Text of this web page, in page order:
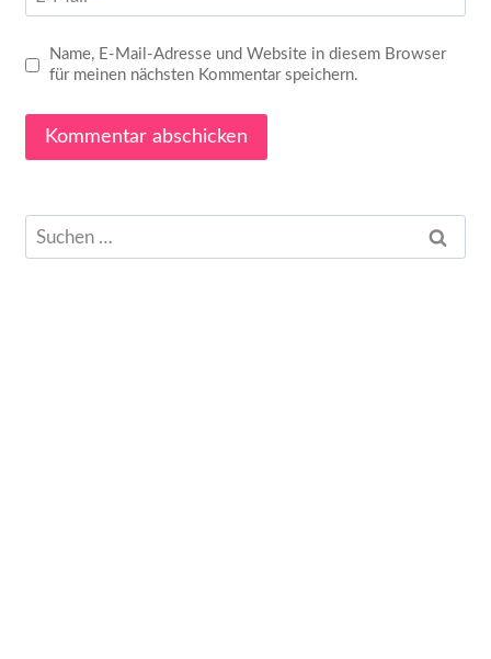
Name, E-Mail-Adresse und Website in diesem Browser
für meinen nächsten Kommentar speichern.
Suchen
nach: